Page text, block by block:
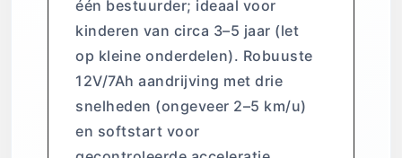
één bestuurder; ideaal voor
kinderen van circa 3–5 jaar (let
op kleine onderdelen). Robuuste
12V/7Ah aandrijving met drie
snelheden (ongeveer 2–5 km/u)
en softstart voor